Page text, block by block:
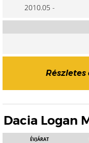
2010.05 -
Dacia Logan
ÉVJÁRAT